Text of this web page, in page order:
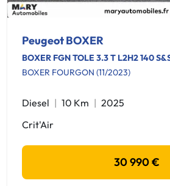
Peugeot BOXER
BOXER FGN TOLE 3.3 T L2H2 140
BOXER FOURGON (11/2023)
Diesel 10 Km
2025
Crit'Air
30 990 €